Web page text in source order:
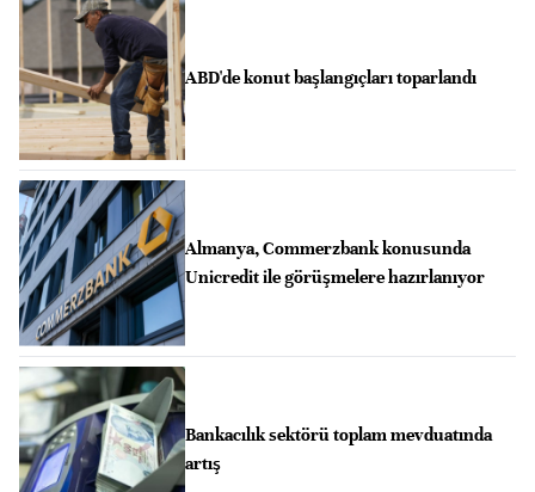
ABD'de konut başlangıçları toparlandı
Almanya, Commerzbank konusunda
Unicredit ile görüşmelere hazırlanıyor
Bankacılık sektörü toplam mevduatında
artış